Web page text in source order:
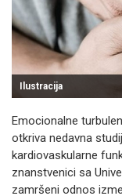
Ilustracija
Emocionalne
otkriva nedavna
kardiovaskularne
znanstvenici sa
zamršeni odnos